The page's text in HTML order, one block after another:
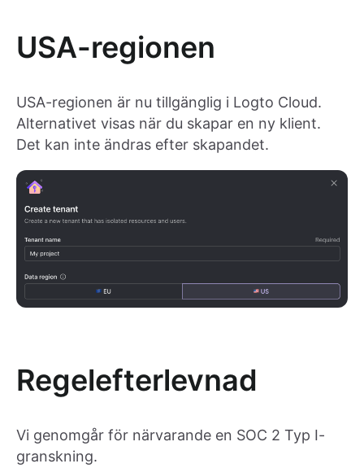
USA-regionen
USA-regionen är nu tillgänglig i Logto Cloud.
Alternativet visas när du skapar en ny klient.
Det kan inte ändras efter skapandet.
Regelefterlevnad
Vi genomgår för närvarande en SOC 2 Typ I-
granskning.